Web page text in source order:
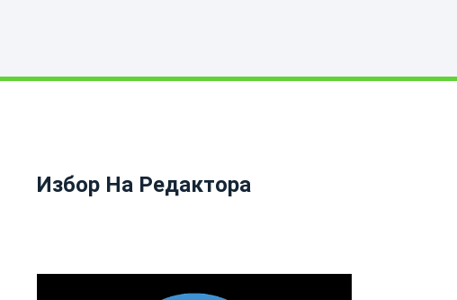
Избор На Редактора